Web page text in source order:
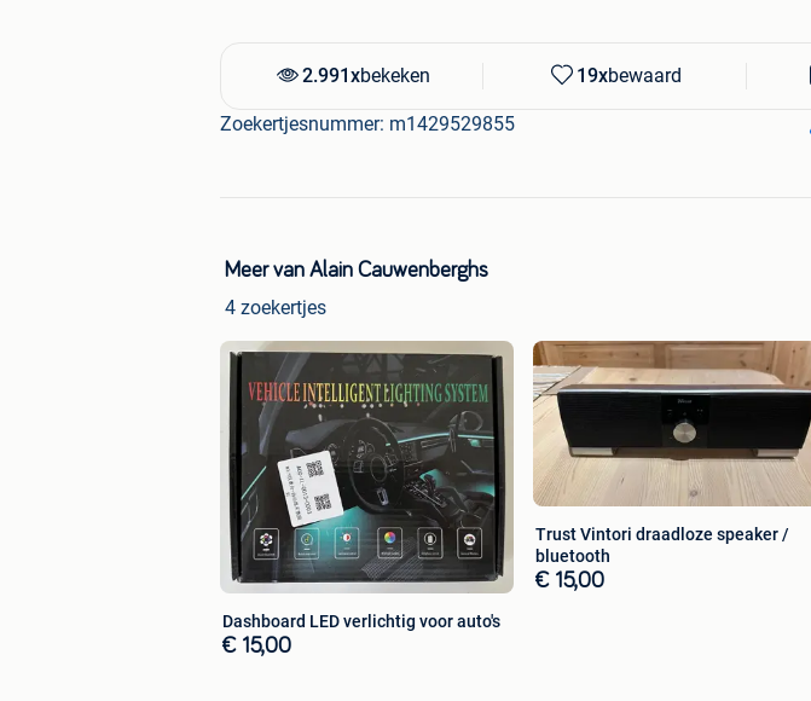
2.991xbekeken 19xbewaard
Zoekertjesnummer: m1429529855
Meer van Alain Cauwenberghs
4 zoekertjes
Dashboard LED verlichtig voor auto's
€ 15,00
Trust Vintori draadloze speaker /
bluetooth
€ 15,00